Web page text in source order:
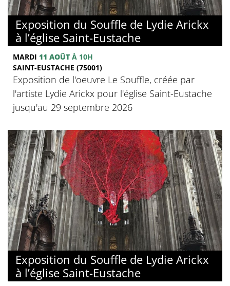
Exposition du Souffle de Lydie Arickx
à l’église Saint-Eustache
MARDI 11 AOÛT À 10H
SAINT-EUSTACHE (75001)
Exposition de l'oeuvre Le Souffle, créée par
l'artiste Lydie Arickx pour l'église Saint-Eustache
jusqu'au 29 septembre 2026
Exposition du Souffle de Lydie Arickx
à l’église Saint-Eustache